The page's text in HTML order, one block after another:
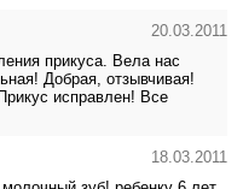
20.03.2011
прикуса. Вела нас
Добрая, отзывчивая!
исправлен! Все
18.03.2011